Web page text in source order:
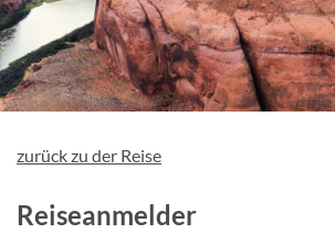
zurück zu der Reise
Reiseanmelder